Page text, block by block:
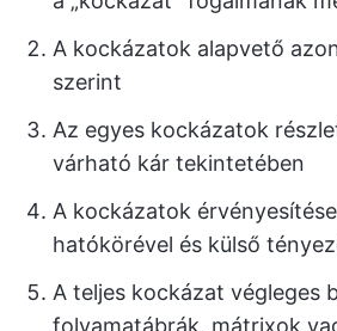
A kockázatok alapvető
szerint
Az egyes kockázatok
várható kár tekintetében
A kockázatok
hatókörével és külső
A teljes kockázat végleges
folyamatábrák, mátrixok